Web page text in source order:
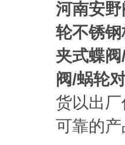
河南安
轮不锈
夹式蝶
阀/蜗轮
货以出
可靠的